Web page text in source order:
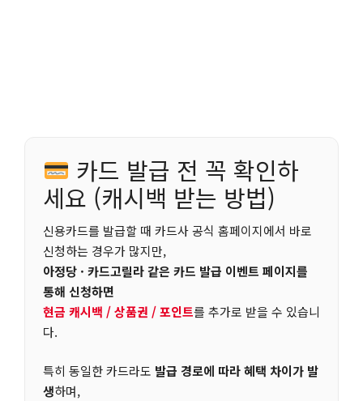
카드 발급 전 꼭 확인하
세요 (캐시백 받는 방법)
신용카드를 발급할 때 카드사 공식 홈페이지에서 바로
신청하는 경우가 많지만,
아정당 · 카드고릴라 같은 카드 발급 이벤트 페이지를
통해 신청하면
현금 캐시백 / 상품권 / 포인트를 추가로 받을 수 있습니
다.
특히 동일한 카드라도 발급 경로에 따라 혜택 차이가 발
생하며,